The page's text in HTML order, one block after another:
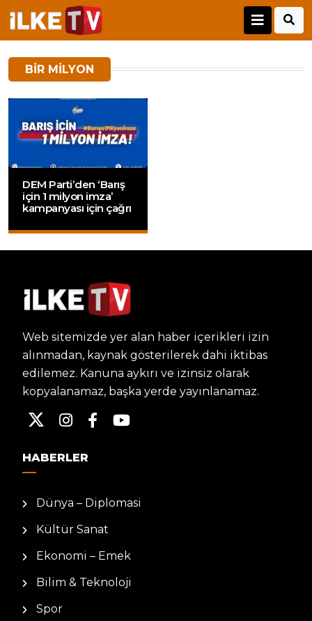
BIR MILYON
DEM Parti’den ‘Barış
için 1 milyon imza’
kampanyası için çağrı
Web sitemizde yer alan haber içerikleri izin
alınmadan, kaynak gösterilerek dahi iktibas
edilemez. Kanuna aykırı ve izinsiz olarak
kopyalanamaz, başka yerde yayınlanamaz.
HABERLER
Dünya – Diplomasi
Kültür Sanat
Ekonomi – Emek
Bilim & Teknoloji
Spor